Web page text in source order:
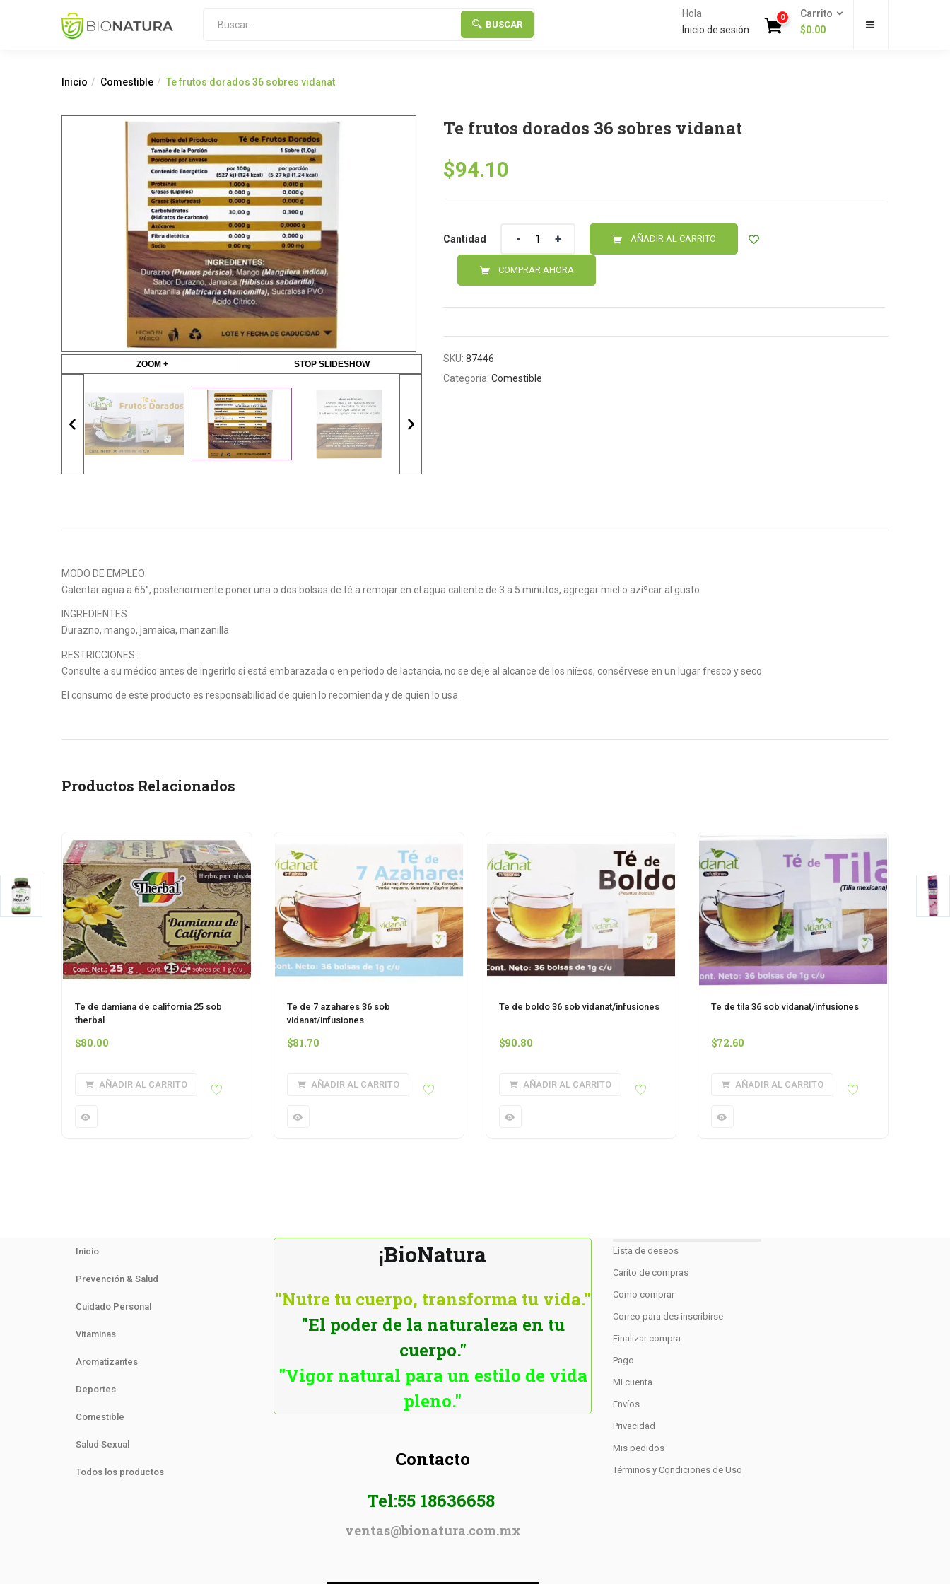
BUSCAR
Hola
Inicio de sesión
0
Carrito
$0.00
Inicio Comestible Te frutos dorados 36 sobres vidanat
ZOOM + STOP SLIDESHOW
Te frutos dorados 36 sobres vidanat
$94.10
Cantidad AÑADIR AL CARRITO
COMPRAR AHORA
SKU: 87446
Categoría: Comestible
MODO DE EMPLEO:
Calentar agua a 65°, posteriormente poner una o dos bolsas de té a remojar en el agua caliente de 3 a 5 minutos, agregar miel o azí­ºcar al gusto
INGREDIENTES:
Durazno, mango, jamaica, manzanilla
RESTRICCIONES:
Consulte a su médico antes de ingerirlo si está embarazada o en periodo de lactancia, no se deje al alcance de los nií±os, consérvese en un lugar fresco y seco
El consumo de este producto es responsabilidad de quien lo recomienda y de quien lo usa.
Productos Relacionados
Te de damiana de california 25 sob
therbal
$80.00
AÑADIR AL CARRITO
Te de 7 azahares 36 sob
vidanat/infusiones
$81.70
AÑADIR AL CARRITO
Te de boldo 36 sob vidanat/infusiones
$90.80
AÑADIR AL CARRITO
Te de tila 36 sob vidanat/infusiones
$72.60
AÑADIR AL CARRITO
Inicio
Prevención & Salud
Cuidado Personal
Vitaminas
Aromatizantes
Deportes
Comestible
Salud Sexual
Todos los productos
¡BioNatura
"Nutre tu cuerpo, transforma tu vida."
"El poder de la naturaleza en tu
cuerpo."
"Vigor natural para un estilo de vida
pleno."
Contacto
Tel:55 18636658
ventas@bionatura.com.mx
Lista de deseos
Carito de compras
Como comprar
Correo para des inscribirse
Finalizar compra
Pago
Mi cuenta
Envíos
Privacidad
Mis pedidos
Términos y Condiciones de Uso